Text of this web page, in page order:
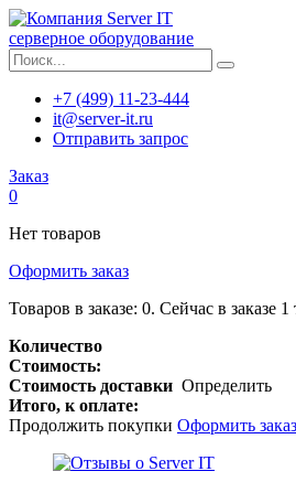
серверное оборудование
+7 (499) 11-23-444
it@server-it.ru
Отправить запрос
Заказ
0
Нет товаров
Оформить заказ
Товаров в заказе: 0. Сейчас в заказе 1
Количество
Стоимость:
Стоимость доставки Определить
Итого, к оплате:
Продолжить покупки Оформить заказ